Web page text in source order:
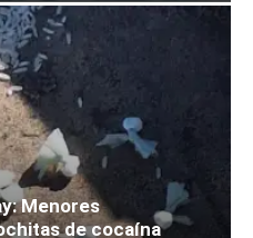
Menores
de cocaína